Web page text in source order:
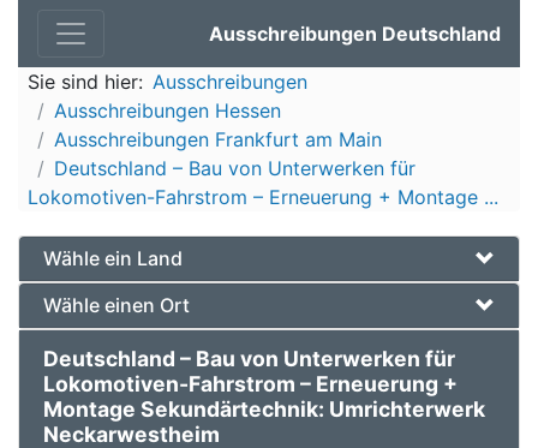
Ausschreibungen Deutschland
Sie sind hier: Ausschreibungen
Ausschreibungen Hessen
Ausschreibungen Frankfurt am Main
Deutschland – Bau von Unterwerken für
Lokomotiven-Fahrstrom – Erneuerung + Montage ...
Wähle ein Land
Wähle einen Ort
Deutschland – Bau von Unterwerken für
Lokomotiven-Fahrstrom – Erneuerung +
Montage Sekundärtechnik: Umrichterwerk
Neckarwestheim